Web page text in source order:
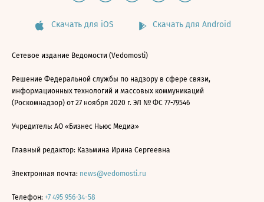
Скачать для iOS Скачать для Android
Сетевое издание Ведомости (Vedomosti)
Решение Федеральной службы по надзору в сфере связи,
информационных технологий и массовых коммуникаций
(Роскомнадзор) от 27 ноября 2020 г. ЭЛ № ФС 77-79546
Учредитель: АО «Бизнес Ньюс Медиа»
Главный редактор: Казьмина Ирина Сергеевна
Электронная почта: news@vedomosti.ru
Телефон: +7 495 956-34-58